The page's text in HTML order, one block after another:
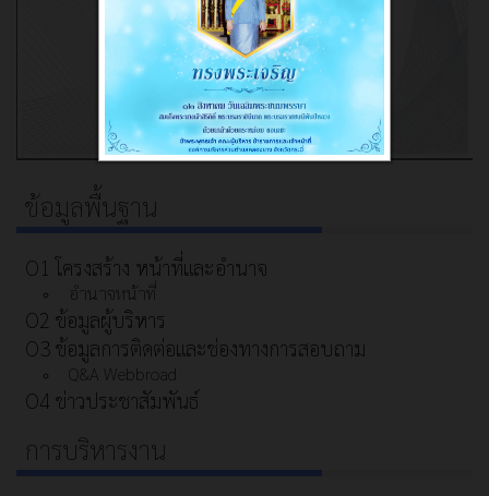
ข้อมูลพื้นฐาน
O1 โครงสร้าง หน้าที่และอำนาจ
อำนาจหน้าที่
O2 ข้อมูลผู้บริหาร
O3 ข้อมูลการติดต่อและช่องทางการสอบถาม
Q&A Webbroad
O4 ข่าวประชาสัมพันธ์
การบริหารงาน